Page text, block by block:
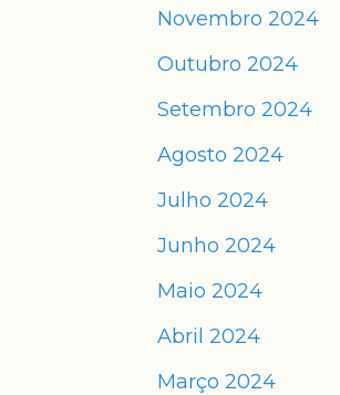
Novembro 2024
Outubro 2024
Setembro 2024
Agosto 2024
Julho 2024
Junho 2024
Maio 2024
Abril 2024
Março 2024